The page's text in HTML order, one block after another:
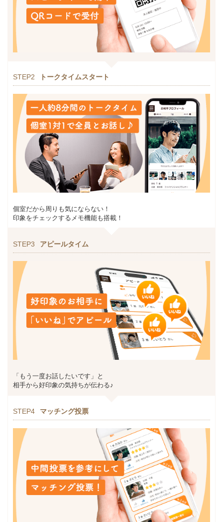
STEP2 トークタイムスタート
個室だから周りも気にならない！
印象をチェックするメモ機能も搭載！
STEP3 アピールタイム
「もう一度お話したいです」と
相手から好印象の気持ちが伝わる♪
STEP4 マッチング投票